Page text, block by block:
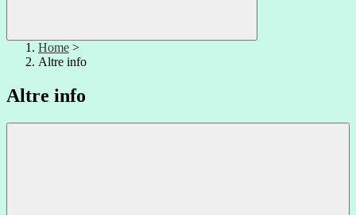
Home >
Altre info
Altre info